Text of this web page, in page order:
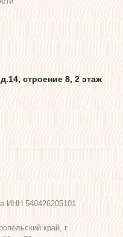
строение 8, 2 этаж
ИНН 540426205101
край, г.